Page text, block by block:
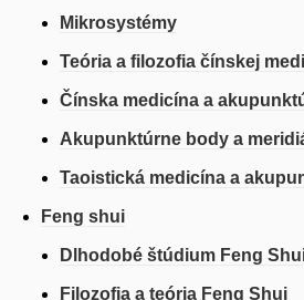
Mikrosystémy
Teória a filozofia čínskej
Čínska medicína a
Akupunktúrne body a
Taoistická medicína a
Feng shui
Dlhodobé štúdium Feng
Filozofia a teória Feng Shui